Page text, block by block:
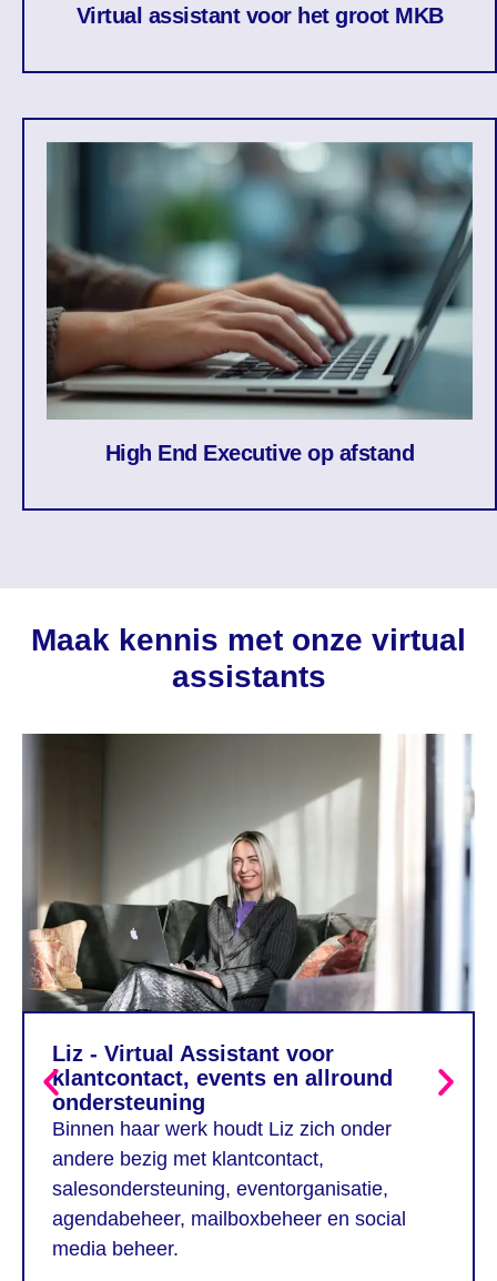
Virtual assistant voor het groot MKB
High End Executive op afstand
Maak kennis met onze virtual
assistants
Liz - Virtual Assistant voor
klantcontact, events en allround
ondersteuning
Binnen haar werk houdt Liz zich onder
andere bezig met klantcontact,
salesondersteuning, eventorganisatie,
agendabeheer, mailboxbeheer en social
media beheer.